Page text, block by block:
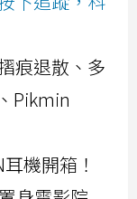
痕退散、多
Pikmin
機開箱！